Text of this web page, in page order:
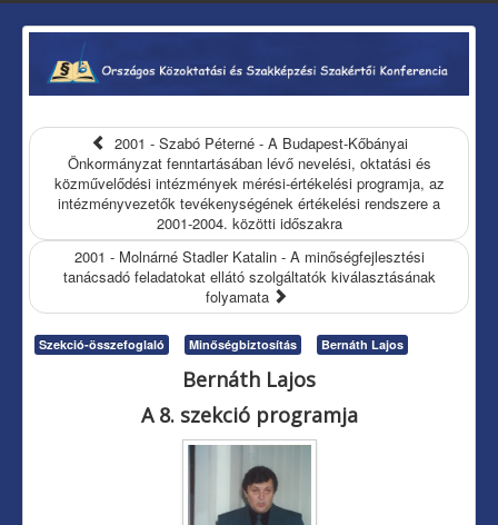
2001 - Szabó Péterné - A Budapest-Kőbányai
Önkormányzat fenntartásában lévő nevelési, oktatási és
közművelődési intézmények mérési-értékelési programja, az
intézményvezetők tevékenységének értékelési rendszere a
2001-2004. közötti időszakra
2001 - Molnárné Stadler Katalin - A minőségfejlesztési
tanácsadó feladatokat ellátó szolgáltatók kiválasztásának
folyamata
Szekció-összefoglaló Minőségbiztosítás Bernáth Lajos
Bernáth Lajos
A 8. szekció programja